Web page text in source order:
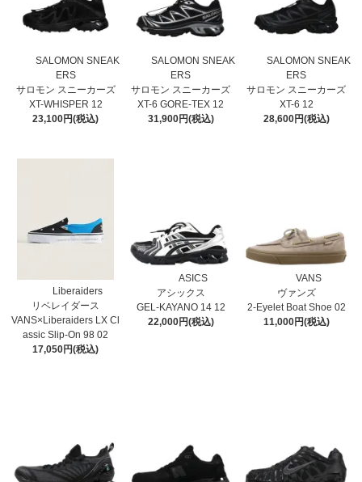
SALOMON SNEAK
ERS
サロモン スニーカーズ
XT-WHISPER 12
23,100円(税込)
SALOMON SNEAK
ERS
サロモン スニーカーズ
XT-6 GORE-TEX 12
31,900円(税込)
SALOMON SNEAK
ERS
サロモン スニーカーズ
XT-6 12
28,600円(税込)
Liberaiders
リベレイダース
VANS×Liberaiders LX Cl
assic Slip-On 98 02
17,050円(税込)
ASICS
アシックス
GEL-KAYANO 14 12
22,000円(税込)
VANS
ヴァンズ
2-Eyelet Boat Shoe 02
11,000円(税込)